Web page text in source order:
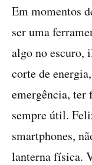
Em momentos
ser uma
algo no escuro,
corte de
emergência, ter
sempre útil.
smartphones,
lanterna física.